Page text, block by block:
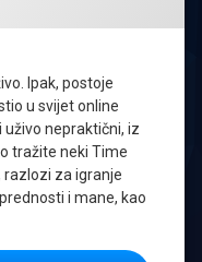
Ipak, postoje
u svijet online
nepraktični, iz
tražite neki Time
za igranje
i mane, kao